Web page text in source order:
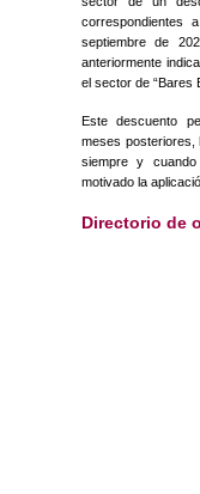
correspondientes
septiembre de
anteriormente
el sector de “Bares
Este descuento
meses posteriores,
siempre y
motivado la
Directorio de